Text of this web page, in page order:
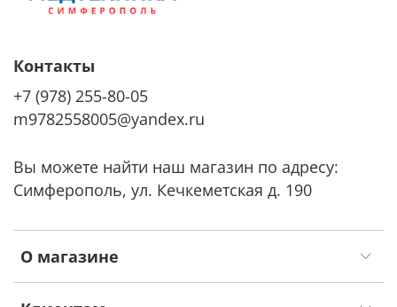
О магазине
Контакты
+7 (978) 255-80-05
m9782558005@yandex.ru
Вы можете найти наш магазин по адресу:
Симферополь, ул. Кечкеметская д. 190